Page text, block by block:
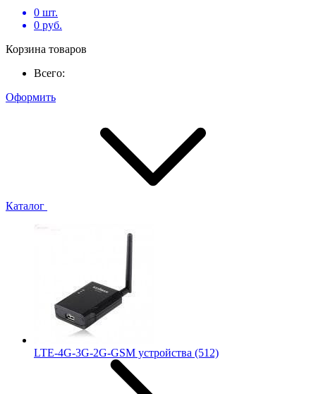
0 шт.
0 руб.
Корзина товаров
Всего:
Оформить
Каталог
LTE-4G-3G-2G-GSM устройства (512)